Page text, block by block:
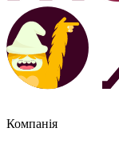
Компанія